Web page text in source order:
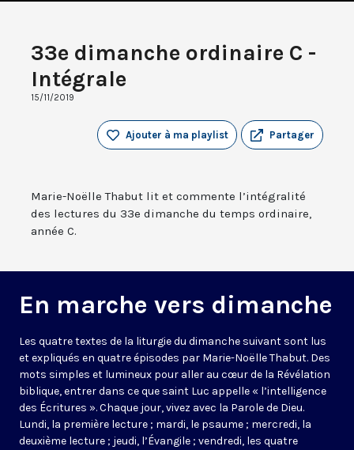
33e dimanche ordinaire C -
Intégrale
15/11/2019
Partager
Ajouter à ma playlist
Marie-Noëlle Thabut lit et commente l’intégralité
des lectures du 33e dimanche du temps ordinaire,
année C.
En marche vers dimanche
Les quatre textes de la liturgie du dimanche suivant sont lus
et expliqués en quatre épisodes par Marie-Noëlle Thabut. Des
mots simples et lumineux pour aller au cœur de la Révélation
biblique, entrer dans ce que saint Luc appelle « l’intelligence
des Écritures ». Chaque jour, vivez avec la Parole de Dieu.
Lundi, la première lecture ; mardi, le psaume ; mercredi, la
deuxième lecture ; jeudi, l’Évangile ; vendredi, les quatre